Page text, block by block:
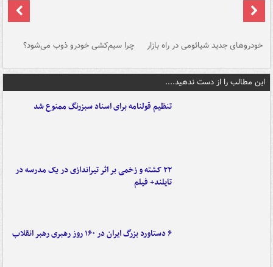
خودروهای جدید شیائومی در راه بازار چرا سیم‌کشی خودرو ذوب می‌شود؟
این مطالب را از دست ندهید....
تنظیم قولنامه برای اسناد سبزرنگ ممنوع شد
۲۲ کشته و زخمی بر اثر تیراندازی در یک مدرسه در
تایلند+ فیلم
۶ دستاورد بزرگ ایران در ۱۶۰ روز رهبری رهبر انقلاب